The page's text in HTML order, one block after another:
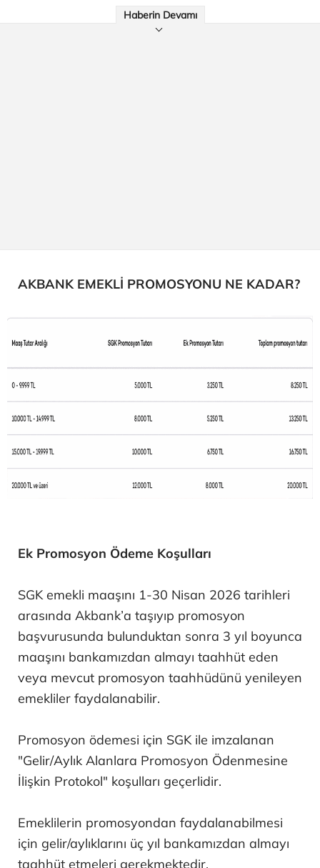
Haberin Devamı
AKBANK EMEKLİ PROMOSYONU NE KADAR?
​Ek Promosyon Ödeme Koşulları​
SGK emekli maaşını 1-30 Nisan 2026 tarihleri
arasında Akbank’a taşıyıp promosyon
başvurusunda bulunduktan sonra 3 yıl boyunca
maaşını bankamızdan almayı taahhüt eden
veya mevcut promosyon taahhüdünü yenileyen
emekliler faydalanabilir.
Promosyon ödemesi için SGK ile imzalanan
"Gelir/Aylık Alanlara Promosyon Ödenmesine
İlişkin Protokol" koşulları geçerlidir.
Emeklilerin promosyondan faydalanabilmesi
için gelir/aylıklarını üç yıl bankamızdan almayı
taahhüt etmeleri gerekmektedir.